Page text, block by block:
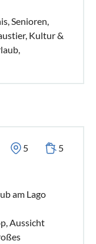
Senioren,
Kultur &
5 5
am Lago
Aussicht